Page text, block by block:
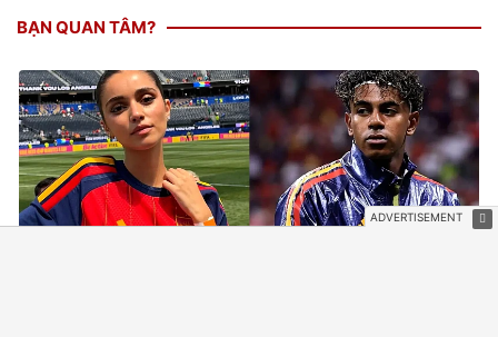
BẠN QUAN TÂM?